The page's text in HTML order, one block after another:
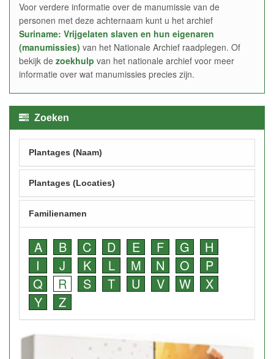
Voor verdere informatie over de manumissie van de
personen met deze achternaam kunt u het archief
Suriname: Vrijgelaten slaven en hun eigenaren
(manumissies) van het Nationale Archief raadplegen. Of
bekijk de zoekhulp van het nationale archief voor meer
informatie over wat manumissies precies zijn.
Zoeken
Plantages (Naam)
Plantages (Locaties)
Familienamen
A B C D E F G
H
I
J K L M N O
P
Q
R S T U V W
X
Y
Z